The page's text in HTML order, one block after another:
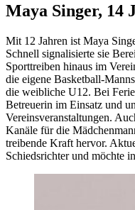
Maya Singer, 14
Mit 12 Jahren ist Maya
Schnell signalisierte sie
Sporttreiben hinaus im
die eigene Basketball-
die weibliche U12. Bei
Betreuerin im Einsatz und
Vereinsveranstaltungen.
Kanäle für die
treibende Kraft hervor.
Schiedsrichter und möchte